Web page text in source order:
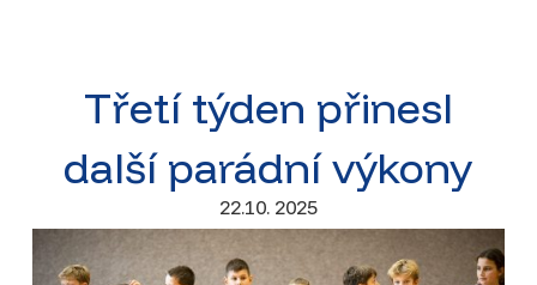
Třetí týden přinesl
další parádní výkony
22.10. 2025